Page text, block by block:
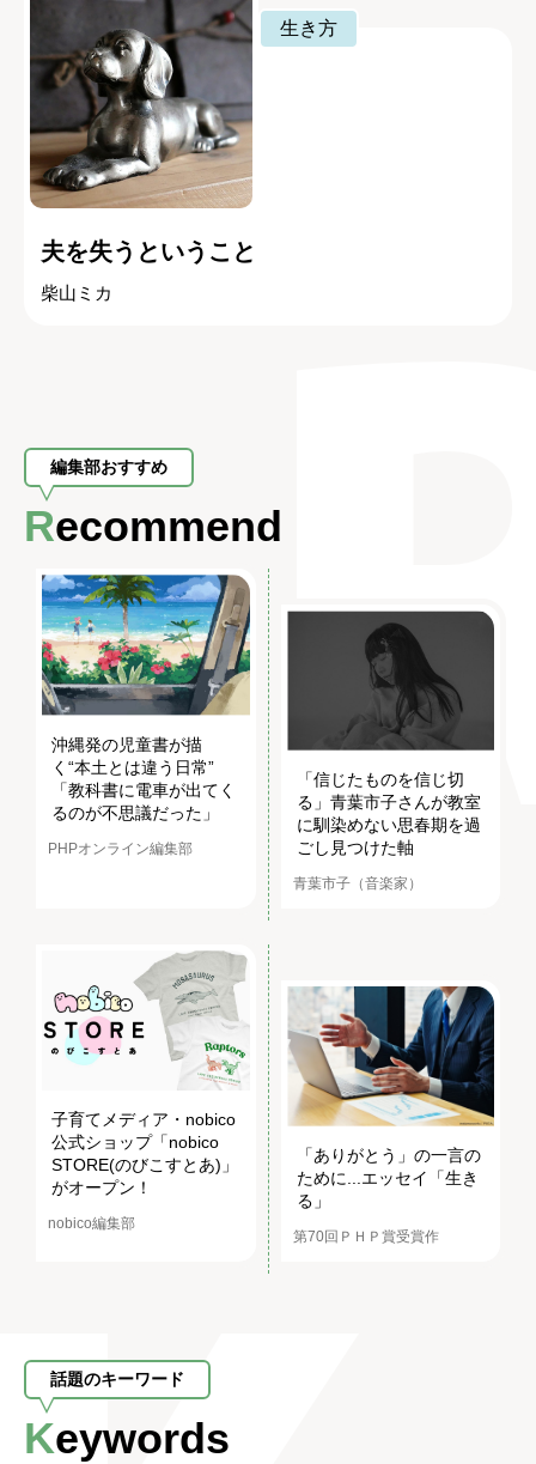
生き方
夫を失うということ
柴山ミカ
編集部おすすめ
Recommend
沖縄発の児童書が描
く“本土とは違う日常”
「教科書に電車が出てく
るのが不思議だった」
PHPオンライン編集部
「信じたものを信じ切
る」青葉市子さんが教室
に馴染めない思春期を過
ごし見つけた軸
青葉市子（音楽家）
子育てメディア・nobico
公式ショップ「nobico
STORE(のびこすとあ)」
がオープン！
nobico編集部
「ありがとう」の一言の
ために...エッセイ「生き
る」
第70回ＰＨＰ賞受賞作
話題のキーワード
Keywords